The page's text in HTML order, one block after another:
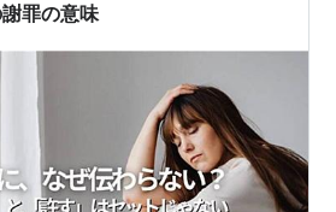
罪の意味